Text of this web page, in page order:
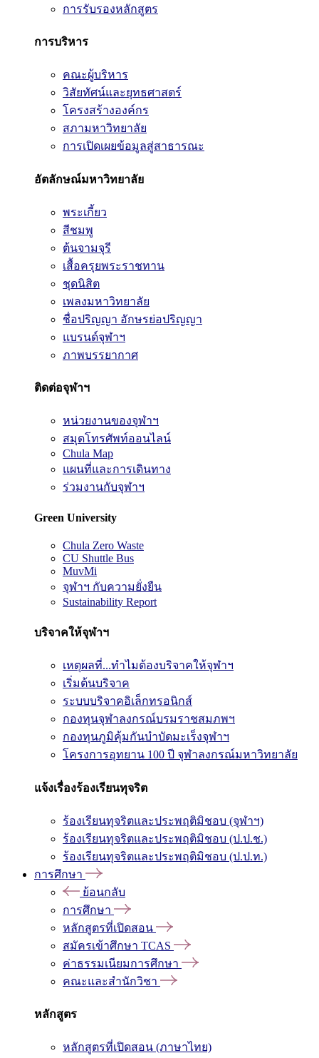
การรับรองหลักสูตร
การบริหาร
คณะผู้บริหาร
วิสัยทัศน์และยุทธศาสตร์
โครงสร้างองค์กร
สภามหาวิทยาลัย
การเปิดเผยข้อมูลสู่สาธารณะ
อัตลักษณ์มหาวิทยาลัย
พระเกี้ยว
สีชมพู
ต้นจามจุรี
เสื้อครุยพระราชทาน
ชุดนิสิต
เพลงมหาวิทยาลัย
ชื่อปริญญา อักษรย่อปริญญา
แบรนด์จุฬาฯ
ภาพบรรยากาศ
ติดต่อจุฬาฯ
หน่วยงานของจุฬาฯ
สมุดโทรศัพท์ออนไลน์
Chula Map
แผนที่และการเดินทาง
ร่วมงานกับจุฬาฯ
Green University
Chula Zero Waste
CU Shuttle Bus
MuvMi
จุฬาฯ กับความยั่งยืน
Sustainability Report
บริจาคให้จุฬาฯ
เหตุผลที่...ทำไมต้องบริจาคให้จุฬาฯ
เริ่มต้นบริจาค
ระบบบริจาคอิเล็กทรอนิกส์
กองทุนจุฬาลงกรณ์บรมราชสมภพฯ
กองทุนภูมิคุ้มกันบำบัดมะเร็งจุฬาฯ
โครงการอุทยาน 100 ปี จุฬาลงกรณ์มหาวิทยาลัย
แจ้งเรื่องร้องเรียนทุจริต
ร้องเรียนทุจริตและประพฤติมิชอบ (จุฬาฯ)
ร้องเรียนทุจริตและประพฤติมิชอบ (ป.ป.ช.)
ร้องเรียนทุจริตและประพฤติมิชอบ (ป.ป.ท.)
การศึกษา
ย้อนกลับ
การศึกษา
หลักสูตรที่เปิดสอน
สมัครเข้าศึกษา TCAS
ค่าธรรมเนียมการศึกษา
คณะและสำนักวิชา
หลักสูตร
หลักสูตรที่เปิดสอน (ภาษาไทย)